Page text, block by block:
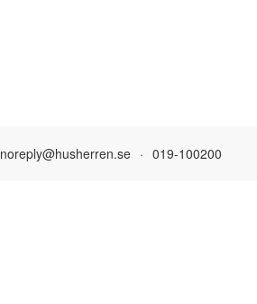
noreply@husherren.se · 019-100200